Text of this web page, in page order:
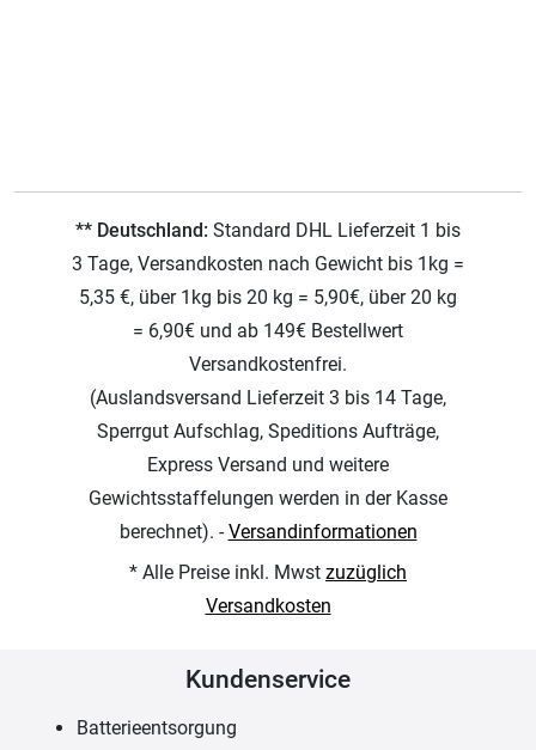
** Deutschland: Standard DHL Lieferzeit 1 bis
3 Tage, Versandkosten nach Gewicht bis 1kg =
5,35 €, über 1kg bis 20 kg = 5,90€, über 20 kg
= 6,90€ und ab 149€ Bestellwert
Versandkostenfrei.
(Auslandsversand Lieferzeit 3 bis 14 Tage,
Sperrgut Aufschlag, Speditions Aufträge,
Express Versand und weitere
Gewichtsstaffelungen werden in der Kasse
berechnet). -Versandinformationen
* Alle Preise inkl. Mwst zuzüglich
Versandkosten
Kundenservice
Batterieentsorgung